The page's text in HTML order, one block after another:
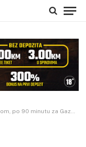
za Gazibegovića i Kolašinca